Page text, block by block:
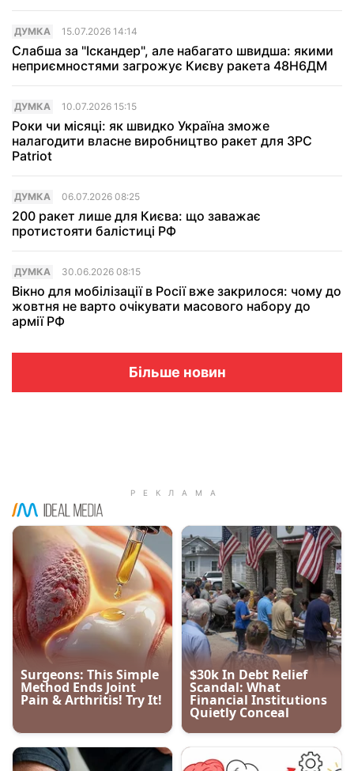
ДУМКА 15.07.2026 14:14
Слабша за "Іскандер", але набагато швидша: якими
неприємностями загрожує Києву ракета 48Н6ДМ
ДУМКА 10.07.2026 15:15
Роки чи місяці: як швидко Україна зможе
налагодити власне виробництво ракет для ЗРС
Patriot
ДУМКА 06.07.2026 08:25
200 ракет лише для Києва: що заважає
протистояти балістиці РФ
ДУМКА 30.06.2026 08:15
Вікно для мобілізації в Росії вже закрилося: чому до
жовтня не варто очікувати масового набору до
армії РФ
Більше новин